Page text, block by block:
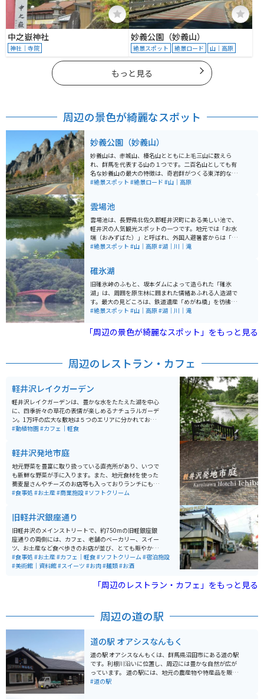
中之嶽神社
神社｜寺院
妙義公園（妙義山）
絶景スポット 絶景ロード 山｜高原
もっと見る
周辺の景色が綺麗なスポット
妙義公園（妙義山）
妙義山は、赤城山、榛名山とともに上毛三山に数えら
れ、群馬を代表する山の１つです。二百名山としても有
名な妙義山の最大の特徴は、奇岩群がつくる東洋的な絶
景で、妙義山周辺に整備された観光道路は、この風光明
#絶景スポット #絶景ロード #山｜高原
雲場池
雲場池は、長野県北佐久郡軽井沢町にある美しい池で、
軽井沢の人気観光スポットの一つです。地元では「お水
端（おみずばた）」と呼ばれ、外国人避暑客からは「Sw
an Lake（白鳥の湖）」とも称されていました。池の周
紅葉、冬の雪景色と、一年を通して異なる風景を堪能で
きます。特に秋の紅葉は見事で、水面に映る赤や黄色の
木々が美しい写真スポットとしても人気です。
#絶景スポット #山｜高原#湖｜川｜滝
碓氷湖
旧碓氷峠のふもと、坂本ダムによって造られた「碓氷
湖」は、周囲を原生林に囲まれた情緒あふれる人造湖で
す。最大の見どころは、鉄道遺産「めがね橋」を彷彿と
させるレンガ造りの「夢のせ橋」。湖畔を彩る四季折々
は、まるで絵画のような美しさです。 湖の周囲は約1.2k
mの平坦な遊歩道が整備されており、大人から子供まで2
息をのむほどの絶景が広がります。廃線跡を歩く「アプ
#絶景スポット #山｜高原#湖｜川｜滝
「周辺の景色が綺麗なスポット」をもっと見る
周辺のレストラン・カフェ
軽井沢レイクガーデン
軽井沢レイクガーデンは、豊かな水をたたえた湖を中心
に、四季折々の草花の表情が楽しめるナチュラルガーデ
ン。1万坪の広大な敷地は５つのエリアに分かれており、
光と水・風と音・草花の香りが訪れる人をやさしく迎え
心に、色鮮やかなバラの甘い香りに包まれます。英国の
マナ－ハウス（貴族の荘園内邸宅）を思わせる「ホテ
ル・ルゼ」やレストラン「Brassrie NAKAGAWA」など、
敷地内の建物も典雅な趣きで、中世ヨーロッパにタイム
スリップしたかのよう。
#動植物園#カフェ｜軽食
軽井沢発地市庭
地元野菜を豊富に取り扱っている直売所があり、いつで
も新鮮な野菜が手に入ります。また、地元食材を使った
蕎麦屋さんやチーズのお店等も入っておりランチにもお
すすめです。駐車場は広く、建物も広く見渡せる造りに
#食事処 #お土産#商業施設#ソフトクリーム
旧軽井沢銀座通り
旧軽井沢のメインストリートで、約750mの旧軽銀座銀
座通りの両側には、カフェ、老舗のベーカリー、スイー
ツ、お土産など食べ歩きのお店が並び、とても賑やかな
通りです。少し足を延ばせば教会などもあり、軽井沢ら
しい雰囲気を楽しむことができます。
#食事処 #お土産#カフェ｜軽食#ソフトクリーム#宿泊施設
#美術館｜資料館#スイーツ #お肉#麺類#お酒
「周辺のレストラン・カフェ」をもっと見る
周辺の道の駅
道の駅 オアシスなんもく
道の駅 オアシスなんもくは、群馬県沼田市にある道の駅
です。利根川沿いに位置し、周辺には豊かな自然が広が
っています。 道の駅には、地元の農産物や特産品を販売
する直売所、レストラン、軽食コーナーなどがありま
#道の駅